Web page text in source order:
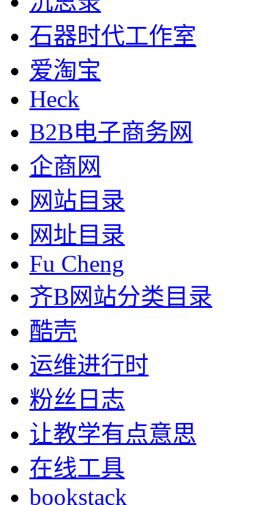
石器时代工作室
爱淘宝
Heck
B2B电子商务网
企商网
网站目录
网址目录
Fu Cheng
齐B网站分类目录
酷壳
运维进行时
粉丝日志
让教学有点意思
在线工具
bookstack